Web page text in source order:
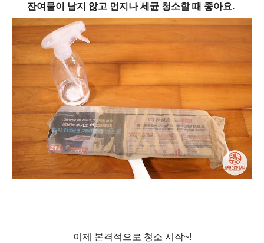
잔여물이 남지 않고 먼지나 세균 청소할 때 좋아요.
이제 본격적으로 청소 시작~!